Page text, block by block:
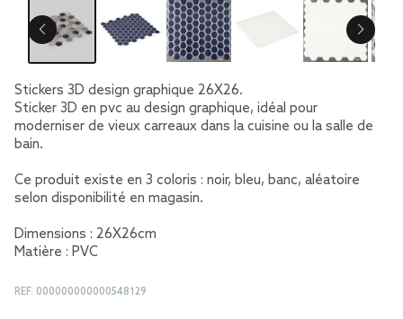
Stickers 3D design graphique 26X26.
Sticker 3D en pvc au design graphique, idéal pour
moderniser de vieux carreaux dans la cuisine ou la salle de
bain.
Ce produit existe en 3 coloris : noir, bleu, banc, aléatoire
selon disponibilité en magasin.
Dimensions : 26X26cm
Matière : PVC
REF. 000000000000548129